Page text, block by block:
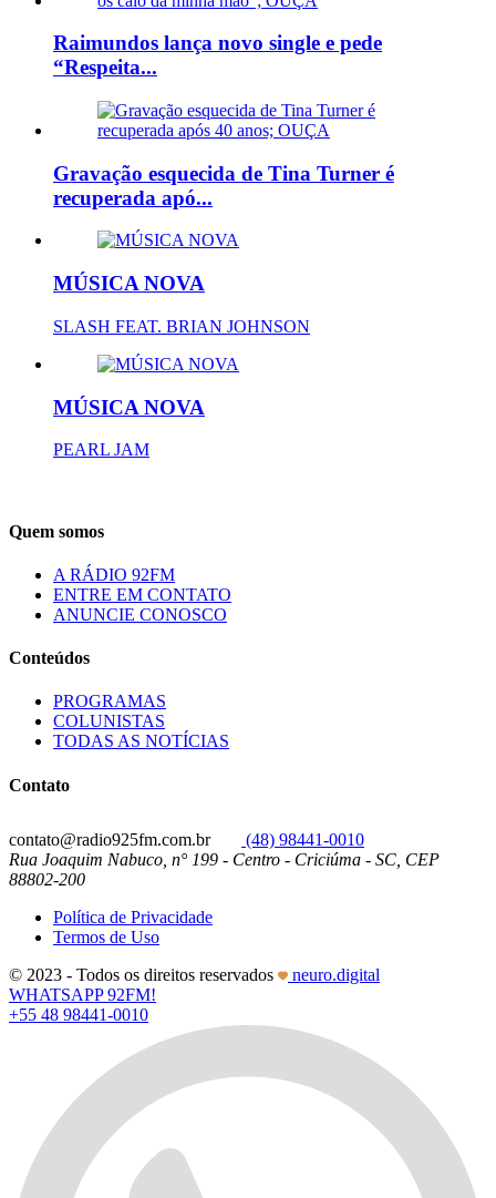
Raimundos lança novo single e pede
“Respeita...
Gravação esquecida de Tina Turner é
recuperada apó...
MÚSICA NOVA
SLASH FEAT. BRIAN JOHNSON
MÚSICA NOVA
PEARL JAM
Quem somos
A RÁDIO 92FM
ENTRE EM CONTATO
ANUNCIE CONOSCO
Conteúdos
PROGRAMAS
COLUNISTAS
TODAS AS NOTÍCIAS
Contato
contato@radio925fm.com.br
(48) 98441-0010
Rua Joaquim Nabuco, n° 199 - Centro - Criciúma - SC, CEP
88802-200
Política de Privacidade
Termos de Uso
© 2023 - Todos os direitos reservados
neuro.digital
WHATSAPP 92FM!
+55 48 98441-0010